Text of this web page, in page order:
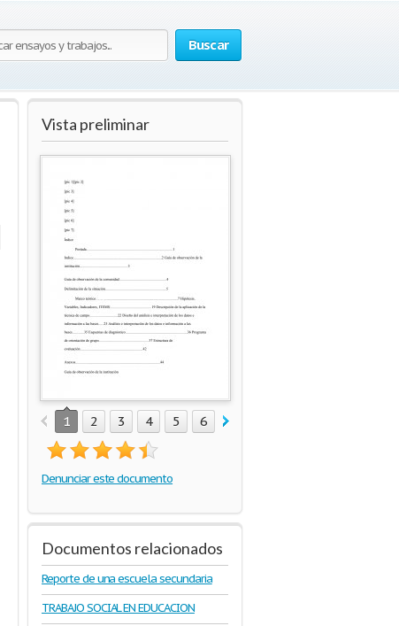
Buscar
Vista preliminar
1 2 3 4 5 6 7
Denunciar este documento
Documentos relacionados
Reporte de una escuela secundaria
TRABAJO SOCIAL EN EDUCACION